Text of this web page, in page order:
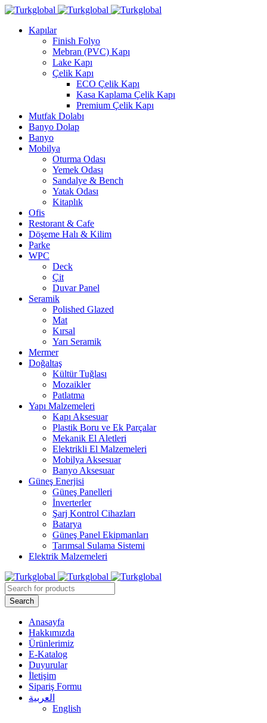
Kapılar
Finish Folyo
Mebran (PVC) Kapı
Lake Kapı
Çelik Kapı
ECO Çelik Kapı
Kasa Kaplama Çelik Kapı
Premium Çelik Kapı
Mutfak Dolabı
Banyo Dolap
Banyo
Mobilya
Oturma Odası
Yemek Odası
Sandalye & Bench
Yatak Odası
Kitaplık
Ofis
Restorant & Cafe
Döşeme Halı & Kilim
Parke
WPC
Deck
Çit
Duvar Panel
Seramik
Polished Glazed
Mat
Kırsal
Yarı Seramik
Mermer
Doğaltaş
Kültür Tuğlası
Mozaikler
Patlatma
Yapı Malzemeleri
Kapı Aksesuar
Plastik Boru ve Ek Parçalar
Mekanik El Aletleri
Elektrikli El Malzemeleri
Mobilya Aksesuar
Banyo Aksesuar
Güneş Enerjisi
Güneş Panelleri
İnverterler
Şarj Kontrol Cihazları
Batarya
Güneş Panel Ekipmanları
Tarımsal Sulama Sistemi
Elektrik Malzemeleri
Anasayfa
Hakkımızda
Ürünlerimiz
E-Katalog
Duyurular
İletişim
Sipariş Formu
العربية
English